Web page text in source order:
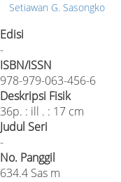
Setiawan G. Sasongko
Edisi
-
ISBN/ISSN
978-979-063-456-6
Deskripsi Fisik
36p. : ill . : 17 cm
Judul Seri
-
No. Panggil
634.4 Sas m